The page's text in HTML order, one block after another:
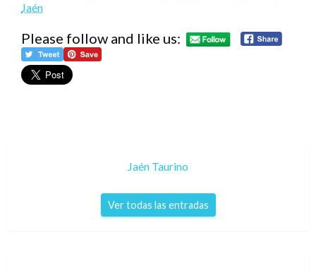
Jaén
Please follow and like us:
Jaén Taurino
Ver todas las entradas